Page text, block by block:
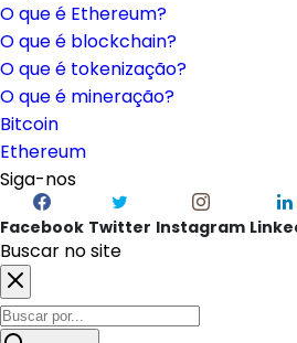
O que é Ethereum?
O que é blockchain?
O que é tokenização?
O que é mineração?
Bitcoin
Ethereum
Siga-nos
Facebook Twitter Instagram
Buscar no site